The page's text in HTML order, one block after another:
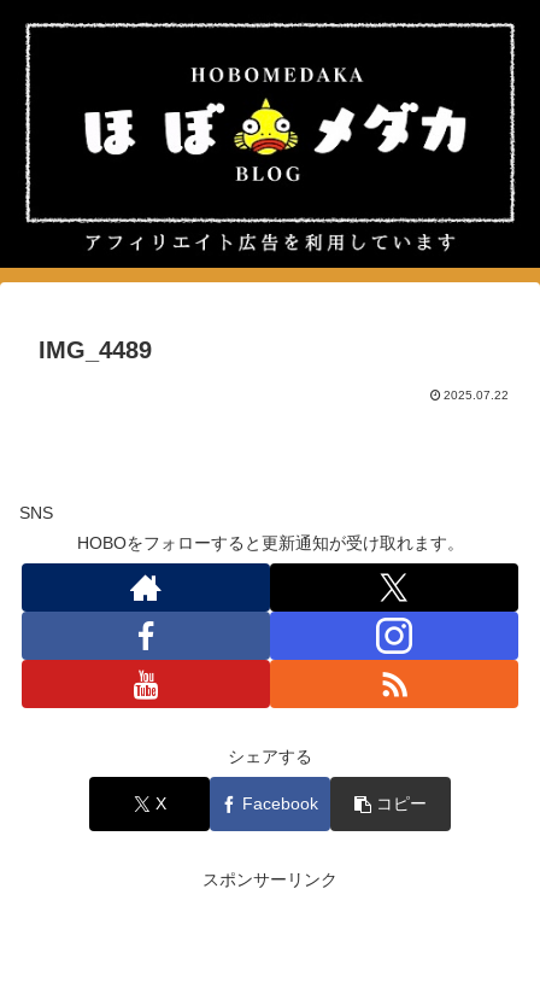
IMG_4489
2025.07.22
SNS
HOBOをフォローすると更新通知が受け取れます。
シェアする
X Facebook コピー
スポンサーリンク